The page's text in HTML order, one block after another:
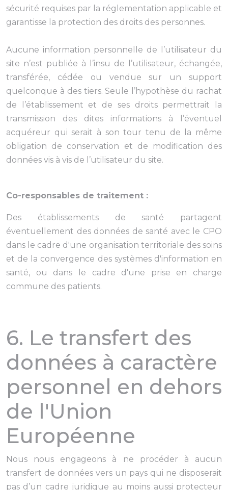
sécurité requises par la réglementation applicable et
garantisse la protection des droits des personnes.
Aucune information personnelle de l’utilisateur du
site n’est publiée à l’insu de l’utilisateur, échangée,
transférée, cédée ou vendue sur un support
quelconque à des tiers. Seule l’hypothèse du rachat
de l’établissement et de ses droits permettrait la
transmission des dites informations à l’éventuel
acquéreur qui serait à son tour tenu de la même
obligation de conservation et de modification des
données vis à vis de l’utilisateur du site.
Co-responsables de traitement :
Des établissements de santé partagent
éventuellement des données de santé avec le CPO
dans le cadre d'une organisation territoriale des soins
et de la convergence des systèmes d'information en
santé, ou dans le cadre d'une prise en charge
commune des patients.
6. Le transfert des
données à caractère
personnel en dehors
de l'Union
Européenne
Nous nous engageons à ne procéder à aucun
transfert de données vers un pays qui ne disposerait
pas d’un cadre juridique au moins aussi protecteur